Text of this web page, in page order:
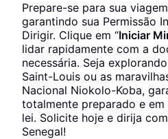
Prepare-se para sua
garantindo sua Permissão
Dirigir. Clique em “Iniciar
lidar rapidamente com a
necessária. Seja
Saint-Louis ou as
Nacional Niokolo-Koba,
totalmente preparado e
lei. Solicite hoje e dirija
Senegal!